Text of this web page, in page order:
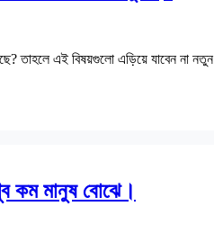
তাহলে এই বিষয়গুলো এড়িয়ে যাবেন না
কম মানুষ বোঝে।